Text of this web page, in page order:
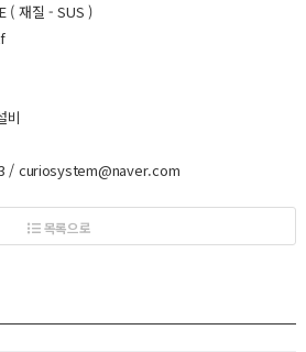
( 재질 - SUS )
비
/ curiosystem@naver.com
목록으로